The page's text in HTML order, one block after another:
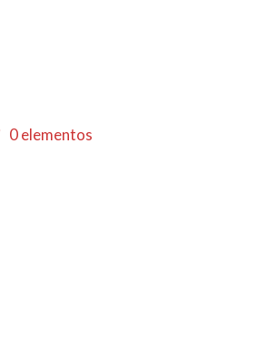
0 elementos